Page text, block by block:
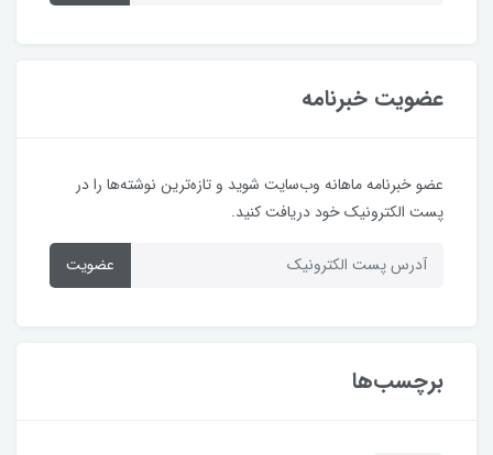
عضویت خبرنامه
عضو خبرنامه ماهانه وب‌سایت شوید و تازه‌ترین نوشته‌ها را در
پست الکترونیک خود دریافت کنید.
عضویت
برچسب‌ها